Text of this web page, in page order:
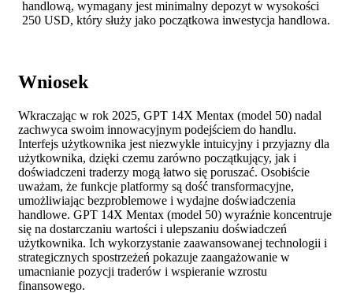
handlową, wymagany jest minimalny depozyt w wysokości
250 USD, który służy jako początkowa inwestycja handlowa.
Wniosek
Wkraczając w rok 2025, GPT 14X Mentax (model 50) nadal
zachwyca swoim innowacyjnym podejściem do handlu.
Interfejs użytkownika jest niezwykle intuicyjny i przyjazny dla
użytkownika, dzięki czemu zarówno początkujący, jak i
doświadczeni traderzy mogą łatwo się poruszać. Osobiście
uważam, że funkcje platformy są dość transformacyjne,
umożliwiając bezproblemowe i wydajne doświadczenia
handlowe. GPT 14X Mentax (model 50) wyraźnie koncentruje
się na dostarczaniu wartości i ulepszaniu doświadczeń
użytkownika. Ich wykorzystanie zaawansowanej technologii i
strategicznych spostrzeżeń pokazuje zaangażowanie w
umacnianie pozycji traderów i wspieranie wzrostu
finansowego.